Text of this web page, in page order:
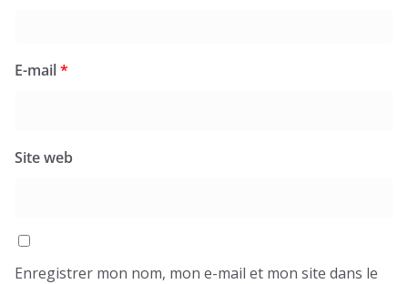
E-mail*
Site web
Enregistrer mon nom, mon e-mail et mon site dans le